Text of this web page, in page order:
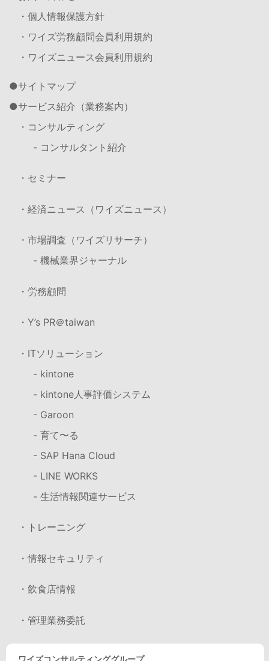
・個人情報保護方針
・ワイズ労務顧問会員利用規約
・ワイズニュース会員利用規約
サイトマップ
サービス紹介（業務案内）
・コンサルティング
- コンサルタント紹介
・セミナー
・経済ニュース（ワイズニュース）
・市場調査（ワイズリサーチ）
- 機械業界ジャーナル
・労務顧問
・Y’s PR＠taiwan
・ITソリューション
- kintone
- kintone人事評価システム
- Garoon
- 育て〜る
- SAP Hana Cloud
- LINE WORKS
- 生活情報関連サービス
・トレーニング
・情報セキュリティ
・飲食店情報
・管理業務委託